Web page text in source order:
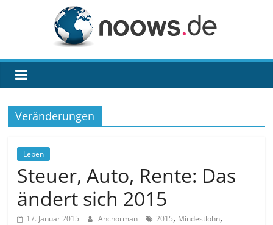
noows.de
Veränderungen
Leben
Steuer, Auto, Rente: Das
ändert sich 2015
17. Januar 2015 Anchorman 2015, Mindestlohn,